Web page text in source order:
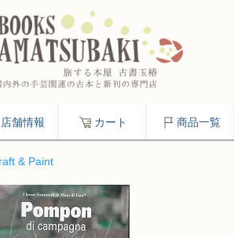
店舗情報 カート 商品一覧
& Paint